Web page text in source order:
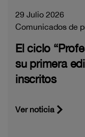
29 Julio 2026
Comunicados de
El ciclo
su primera
inscritos
Ver noticia